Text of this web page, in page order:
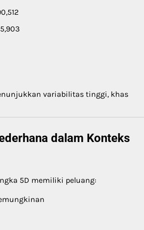
variabilitas tinggi, khas
dalam Konteks
5D memiliki peluang: